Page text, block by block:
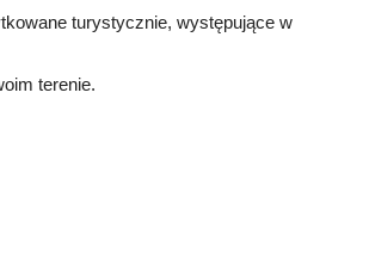
turystycznie, występujące w
terenie.